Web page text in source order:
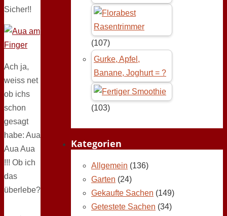
Sicher!!
Ach ja,
weiss net
ob ichs
schon
gesagt
habe: Aua
Aua Aua
!!! Ob ich
das
überlebe?
(107)
Gurke, Apfel,
Banane, Joghurt = ?
(103)
Kategorien
Allgemein (136)
Garten (24)
Gekaufte Sachen (149)
Getestete Sachen (34)